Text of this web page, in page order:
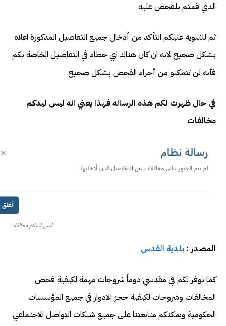
الذي قمتم بلفحص عليه
ثم للتنويه عليكم التأكد من أدخال جميع التفاصيل المذكورة اعلاه
بشكل صحيح لانه ان كان هناك اي خطاء في التفاصيل الخاصة بكم
فأنه لن تتمكنو من أجراء الفحص بشكل صحيح
في حال ظهرت لكم هذه الرساله فهذا يعني انه ليس ليدكم
مخالفات
ليس لديكم مخالفات
المصدر : بلدية القدس
كما نوفر لكم في مقدسي دوماً شروحات مهمة لكيفية فحص
المخالفات وشروحات لكيفية حجز الادوار في جميع المؤسسات
الحكومية ويمكنكم متابعتنا على جميع شبكات التواصل الاجتماعي